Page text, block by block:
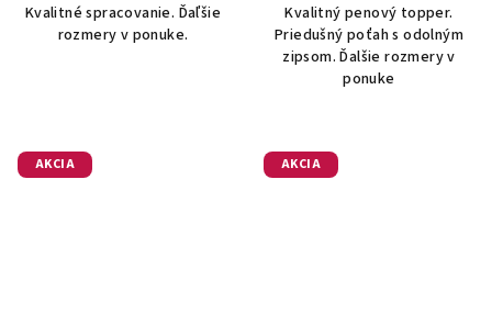
Kvalitné spracovanie. Ďaľšie
rozmery v ponuke.
Kvalitný penový topper.
Priedušný poťah s odolným
zipsom. Ďalšie rozmery v
ponuke
AKCIA AKCIA